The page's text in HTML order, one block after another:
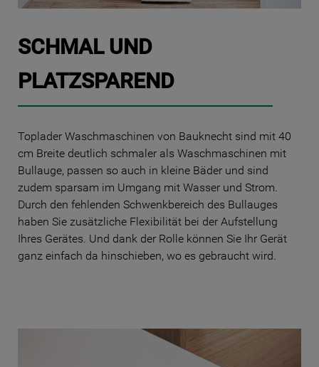
SCHMAL UND
PLATZSPAREND
Toplader Waschmaschinen von Bauknecht sind mit 40
cm Breite deutlich schmaler als Waschmaschinen mit
Bullauge, passen so auch in kleine Bäder und sind
zudem sparsam im Umgang mit Wasser und Strom.
Durch den fehlenden Schwenkbereich des Bullauges
haben Sie zusätzliche Flexibilität bei der Aufstellung
Ihres Gerätes. Und dank der Rolle können Sie Ihr Gerät
ganz einfach da hinschieben, wo es gebraucht wird.
Datenschutzbestimmungen von Google
https://business.safety.google/privacy/
Cookies akzeptieren" klicken, stimmen Sie
der Verwendung all unserer Cookies und
der Weitergabe Ihrer Daten an unsere
Drittanbieter für solche Zwecke zu. Wenn
Sie Ihre Präferenzen festlegen möchten,
klicken Sie auf die Schaltfläche "Cookie
Einstellungen". Um unsere Cookie-Richtlinie
einzusehen klicken sie auf "Mehr
Informationen" . Wenn Sie auf "Nur
erforderliche Cookies" klicken, werden